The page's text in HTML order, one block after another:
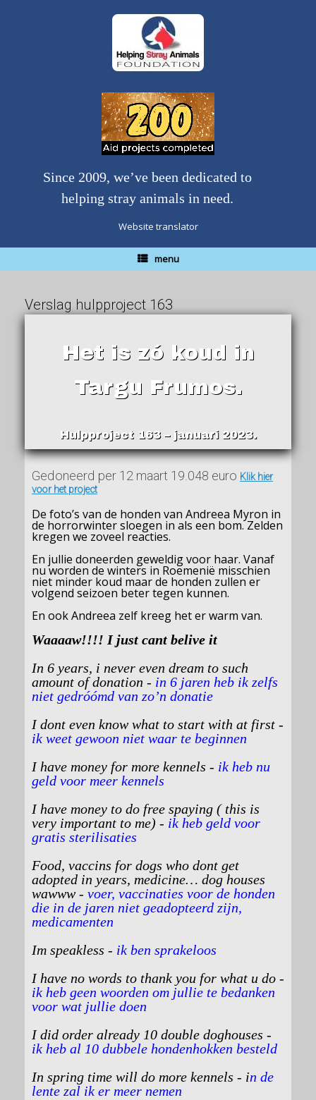
Since 2009, we’ve been dedicated to
helping stray animals in need.
Website translator
menu
Verslag hulpproject 163
Het is zó koud in
Targu Frumos.
Hulpproject 163 – januari 2023.
Gedoneerd per 12 maart 19.048 euro Klik hier
voor het project
De foto’s van de honden van Andreea Myron in
de horrorwinter sloegen in als een bom. Zelden
kregen we zoveel reacties.
En jullie doneerden geweldig voor haar. Vanaf
nu worden de winters in Roemenië misschien
niet minder koud maar de honden zullen er
volgend seizoen beter tegen kunnen.
En ook Andreea zelf kreeg het er warm van.
Waaaaw!!!! I just cant belive it
In 6 years, i never even dream to such
amount of donation - in 6 jaren heb ik zelfs
niet gedróómd van zo’n donatie
I dont even know what to start with at first -
ik weet gewoon niet waar te beginnen
I have money for more kennels - ik heb nu
geld voor meer kennels
I have money to do free spaying ( this is
very important to me) - ik heb geld voor
gratis sterilisaties
Food, vaccins for dogs who dont get
adopted in years, medicine… dog houses
wawww - voer, vaccinaties voor de honden
die in de jaren niet geadopteerd zijn,
medicamenten
Im speakless - ik ben sprakeloos
I have no words to thank you for what u do -
ik heb geen woorden om jullie te bedanken
voor wat jullie doen
I did order already 10 double doghouses -
ik heb al 10 dubbele hondenhokken besteld
In spring time will do more kennels - in de
lente zal ik er meer nemen